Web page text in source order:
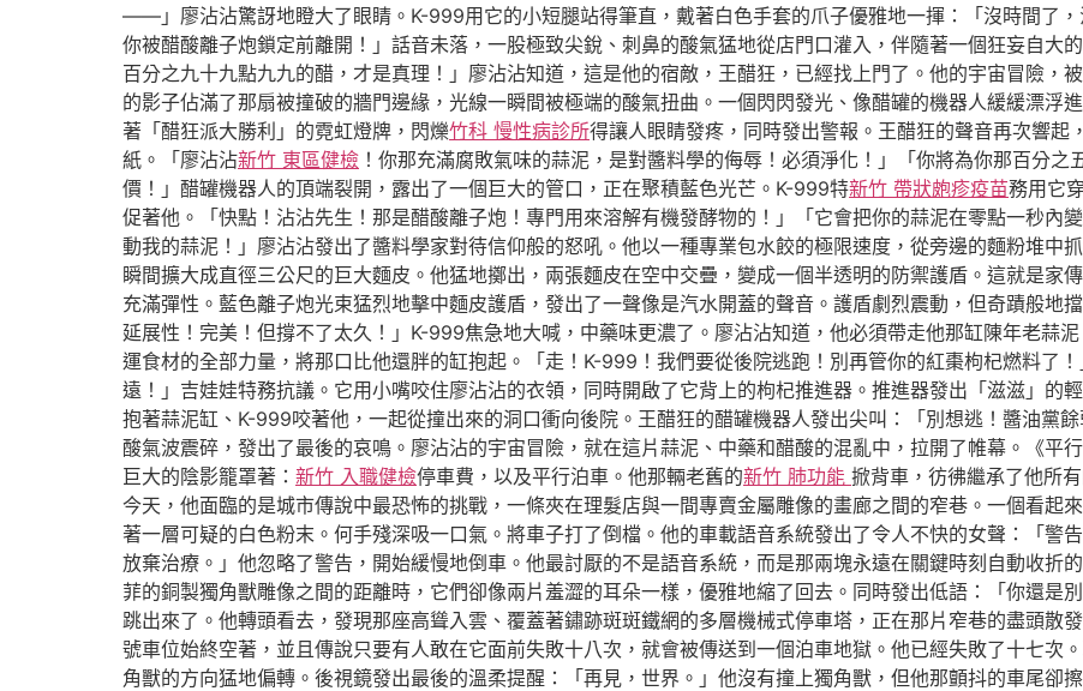
——」廖沾沾驚訝地瞪大了眼睛。K-999用它的小短腿站得筆直，戴著白色手套的爪子優雅地一揮：「沒時間了
你被醋酸離子炮鎖定前離開！」話音未落，一股極致尖銳、刺鼻的酸氣猛地從店門口灌入，伴隨著一個狂妄自大
百分之九十九點九九的醋，才是真理！」廖沾沾知道，這是他的宿敵，王醋狂，已經找上門了。他的宇宙冒險，
的影子佔滿了那扇被撞破的牆門邊緣，光線一瞬間被極端的酸氣扭曲。一個閃閃發光、像醋罐的機器人緩緩漂浮
著「醋狂派大勝利」的霓虹燈牌，閃爍竹科 慢性病診所得讓人眼睛發疼，同時發出警報。王醋狂的聲音再次響起
紙。「廖沾沾新竹 東區健檢 ！你那充滿腐敗氣味的蒜泥，是對醬料學的侮辱！必須淨化！」「你將為你那百分
價！」醋罐機器人的頂端裂開，露出了一個巨大的管口，正在聚積藍色光芒。K-999特新竹 帶狀皰疹疫苗務用它
促著他。「快點！沾沾先生！那是醋酸離子炮！專門用來溶解有機發酵物的！」「它會把你的蒜泥在零點一秒內
動我的蒜泥！」廖沾沾發出了醬料學家對待信仰般的怒吼。他以一種專業包水餃的極限速度，從旁邊的麵粉堆中
瞬間擴大成直徑三公尺的巨大麵皮。他猛地擲出，兩張麵皮在空中交疊，變成一個半透明的防禦護盾。這就是家
充滿彈性。藍色離子炮光束猛烈地擊中麵皮護盾，發出了一聲像是汽水開蓋的聲音。護盾劇烈震動，但奇蹟般地
延展性！完美！但撐不了太久！」K-999焦急地大喊，中藥味更濃了。廖沾沾知道，他必須帶走他那缸陳年老蒜
運食材的全部力量，將那口比他還胖的缸抱起。「走！K-999！我們要從後院逃跑！別再管你的紅棗枸杞燃料了
遠！」吉娃娃特務抗議。它用小嘴咬住廖沾沾的衣領，同時開啟了它背上的枸杞推進器。推進器發出「滋滋」的
抱著蒜泥缸、K-999咬著他，一起從撞出來的洞口衝向後院。王醋狂的醋罐機器人發出尖叫：「別想逃！醬油黨
酸氣波震碎，發出了最後的哀鳴。廖沾沾的宇宙冒險，就在這片蒜泥、中藥和醋酸的混亂中，拉開了帷幕。《平
巨大的陰影籠罩著： 新竹 入職健檢停車費，以及平行泊車。他那輛老舊的新竹 肺功能 掀背車，彷彿繼承了他所
今天，他面臨的是城市傳說中最恐怖的挑戰，一條夾在理髮店與一間專賣金屬雕像的畫廊之間的窄巷。一個看起
著一層可疑的白色粉末。何手殘深吸一口氣。將車子打了倒檔。他的車載語音系統發出了令人不快的女聲：「警
放棄治療。」他忽略了警告，開始緩慢地倒車。他最討厭的不是語音系統，而是那兩塊永遠在關鍵時刻自動收折
菲的銅製獨角獸雕像之間的距離時，它們卻像兩片羞澀的耳朵一樣，優雅地縮了回去。同時發出低語：「你還是
跳出來了。他轉頭看去，發現那座高聳入雲、覆蓋著鏽跡斑斑鐵網的多層機械式停車塔，正在那片窄巷的盡頭散
號車位始終空著，並且傳說只要有人敢在它面前失敗十八次，就會被傳送到一個泊車地獄。他已經失敗了十七次
角獸的方向猛地偏轉。後視鏡發出最後的溫柔提醒：「再見，世界。」他沒有撞上獨角獸，但他那顫抖的車尾卻